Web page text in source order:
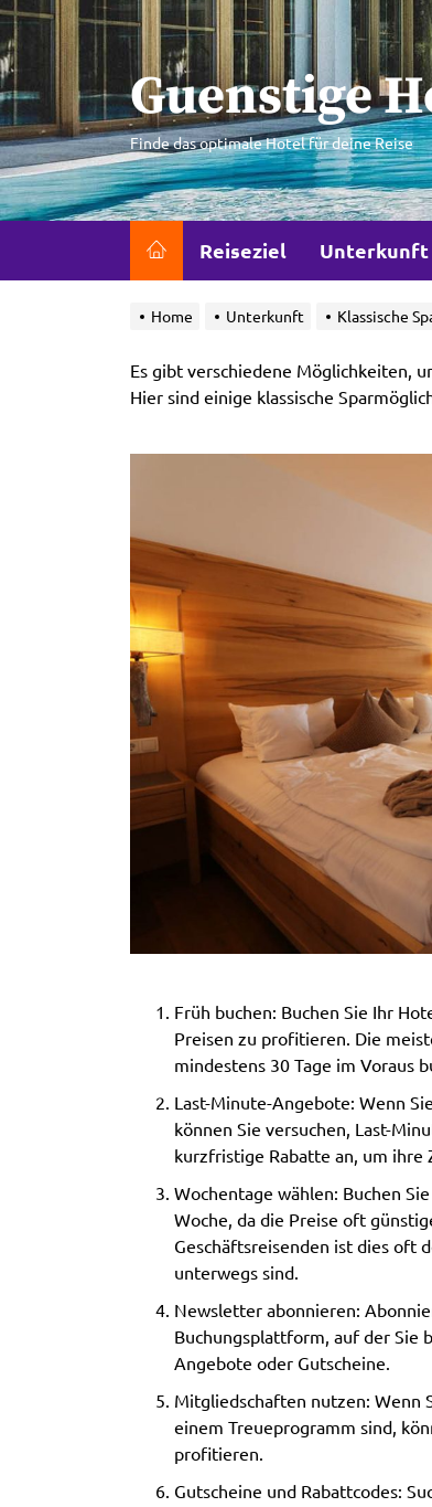
Skip
to
the
content
Guenstige
Finde das optimale Hotel für deine Reise
Reiseziel Unterkunft
Home Unterkunft Klassische
Es gibt verschiedene Möglichkeiten,
Hier sind einige klassische
Früh buchen: Buchen Sie Ihr
Preisen zu profitieren. Die
mindestens 30 Tage im Voraus
Last-Minute-Angebote: Wenn
können Sie versuchen, Last-
kurzfristige Rabatte an, um ihre
Wochentage wählen: Buchen
Woche, da die Preise oft
Geschäftsreisenden ist dies oft
unterwegs sind.
Newsletter abonnieren:
Buchungsplattform, auf der Sie
Angebote oder Gutscheine.
Mitgliedschaften nutzen:
einem Treueprogramm sind,
profitieren.
Gutscheine und Rabattcodes: